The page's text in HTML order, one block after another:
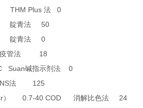
Plus 法 0
靛青法 50
靛青法 0
管法 18
Suan碱指示剂法 0
法 125
） 0.7-40 COD 消解比色法 24